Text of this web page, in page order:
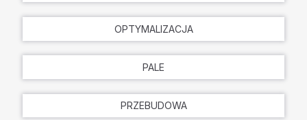
OPTYMALIZACJA
PALE
PRZEBUDOWA